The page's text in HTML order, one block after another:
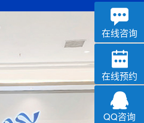
深科
心理咨询
在线咨询
在线预约
QQ咨询